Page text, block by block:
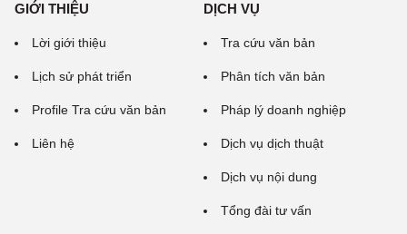
GIỚI THIỆU
Lời giới thiệu
Lịch sử phát triển
Profile Tra cứu văn bản
Liên hệ
DỊCH VỤ
Tra cứu văn bản
Phân tích văn bản
Pháp lý doanh nghiệp
Dịch vụ dịch thuật
Dịch vụ nội dung
Tổng đài tư vấn